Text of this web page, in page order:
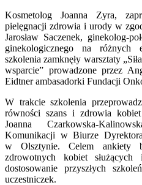
Kosmetolog Joanna Zyra,
pielęgnacji zdrowia i urody w
Jarosław Saczenek, ginekolog-
ginekologicznego na różnych
szkolenia zamknęły warsztaty
wsparcie” prowadzone przez
Eidtner ambasadorki Fundacji
W trakcie szkolenia
równości szans i zdrowia
Joanna Czarkowska-
Komunikacji w Biurze
w Olsztynie. Celem ankiety
zdrowotnych kobiet
dostosowanie przyszłych
uczestniczek.